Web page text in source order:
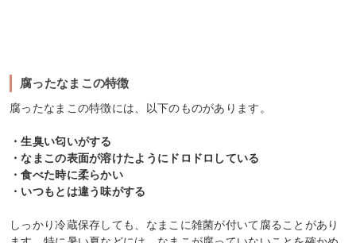
腐ったなまこの特徴
腐ったなまこの特徴には、以下のものがあります。
・生臭い匂いがする
・なまこの表面が溶けたようにドロドロしている
・食べた時に柔らかい
・いつもとは違う味がする
しっかり冷蔵保存しても、なまこに雑菌が付いて腐ることがあり